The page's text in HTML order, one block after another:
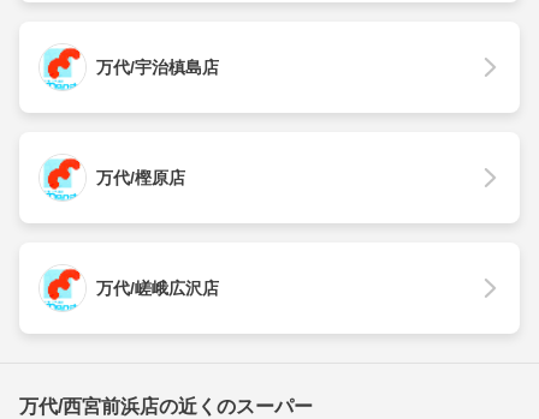
万代/宇治槙島店
万代/樫原店
万代/嵯峨広沢店
万代/西宮前浜店の近くのスーパー